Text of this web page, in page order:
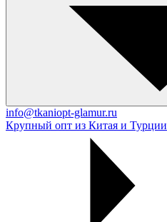
info@tkaniopt-glamur.ru
Крупный опт из Китая и Турции